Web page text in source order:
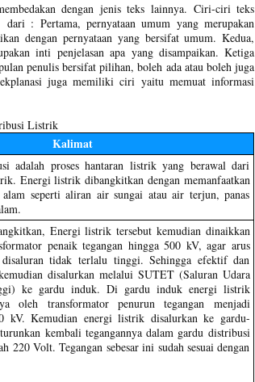
dengan jenis teks lainnya. Ciri-ciri teks
: Pertama, pernyataan umum yang merupakan
dengan pernyataan yang bersifat umum. Kedua,
inti penjelasan apa yang disampaikan. Ketiga
penulis bersifat pilihan, boleh ada atau boleh juga
juga memiliki ciri yaitu memuat informasi
Listrik
Kalimat
adalah proses hantaran listrik yang berawal dari
Energi listrik dibangkitkan dengan memanfaatkan
alam seperti aliran air sungai atau air terjun, panas
Energi listrik tersebut kemudian dinaikkan
penaik tegangan hingga 500 kV, agar arus
tidak terlalu tinggi. Sehingga efektif dan
disalurkan melalui SUTET (Saluran Udara
ke gardu induk. Di gardu induk energi listrik
oleh transformator penurun tegangan menjadi
kV. Kemudian energi listrik disalurkan ke gardu-
kembali tegangannya dalam gardu distribusi
220 Volt. Tegangan sebesar ini sudah sesuai dengan